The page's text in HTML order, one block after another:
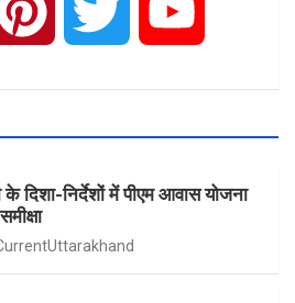
n
e
i
t
u
u
दिशा-निर्देशों में पीएम आवास योजना